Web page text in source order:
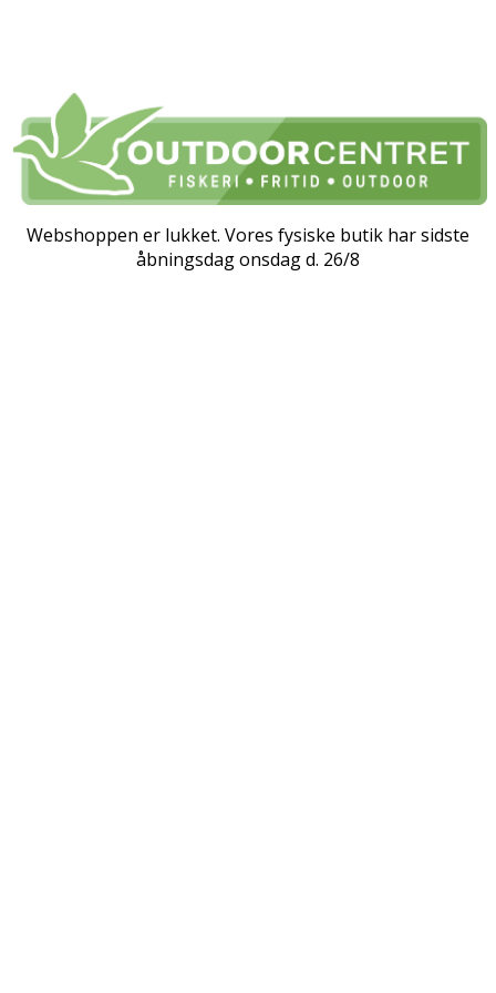
Webshoppen er lukket. Vores fysiske butik har sidste
åbningsdag onsdag d. 26/8